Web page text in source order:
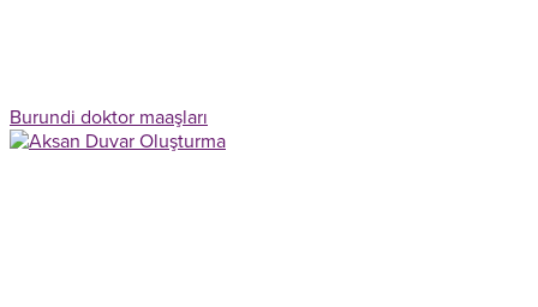
Burundi doktor maaşları